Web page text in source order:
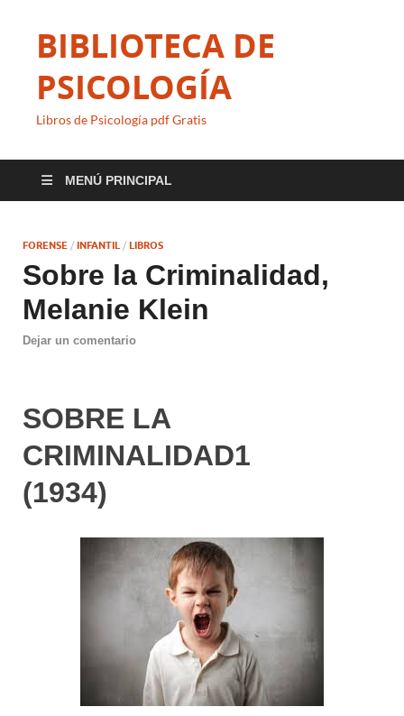
BIBLIOTECA DE
PSICOLOGÍA
Libros de Psicología pdf Gratis
MENÚ PRINCIPAL
FORENSE / INFANTIL / LIBROS
Sobre la Criminalidad,
Melanie Klein
Dejar un comentario
SOBRE LA
CRIMINALIDAD1
(1934)